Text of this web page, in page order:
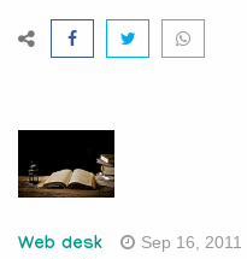
Web desk Sep 16, 2011